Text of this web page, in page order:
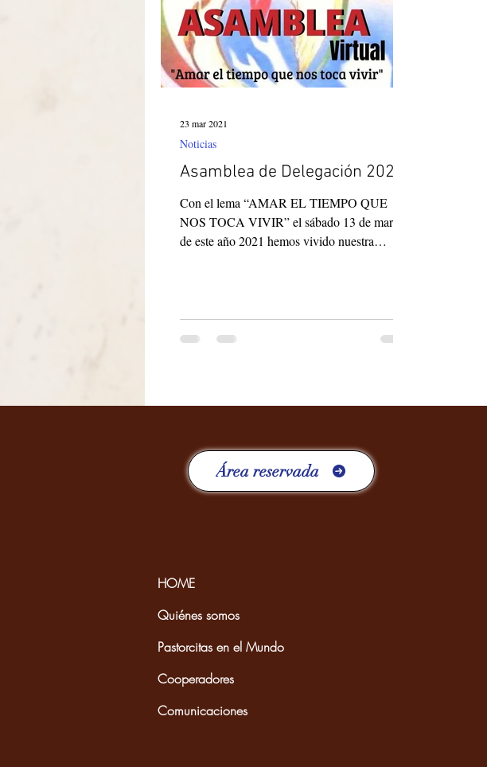
Asamblea de Delegación 2021
Con el lema “AMAR EL TIEMPO QUE
NOS TOCA VIVIR” el sábado 13 de marzo
de este año 2021 hemos vivido nuestra
Noticias
23 mar 2021
Área reservada
HOME
Quiénes somos
Pastorcitas en el Mundo
Cooperadores
Comunicaciones